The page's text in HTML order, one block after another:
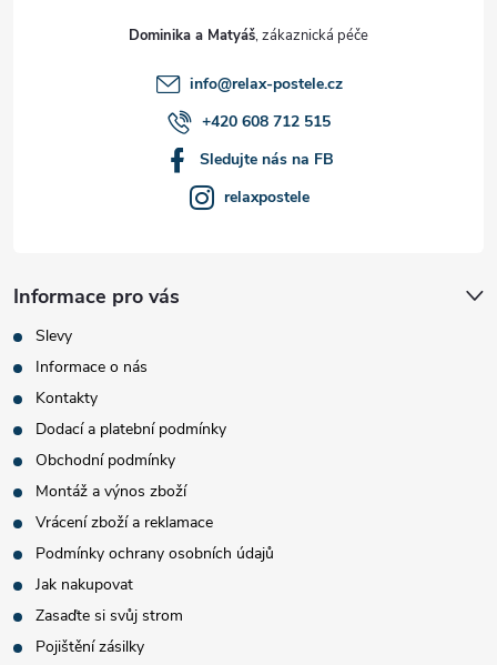
Dominika a Matyáš
info@relax-postele.cz
+420 608 712 515
Sledujte nás na FB
relaxpostele
Informace pro vás
Slevy
Informace o nás
Kontakty
Dodací a platební podmínky
Obchodní podmínky
Montáž a výnos zboží
Vrácení zboží a reklamace
Podmínky ochrany osobních údajů
Jak nakupovat
Zasaďte si svůj strom
Pojištění zásilky